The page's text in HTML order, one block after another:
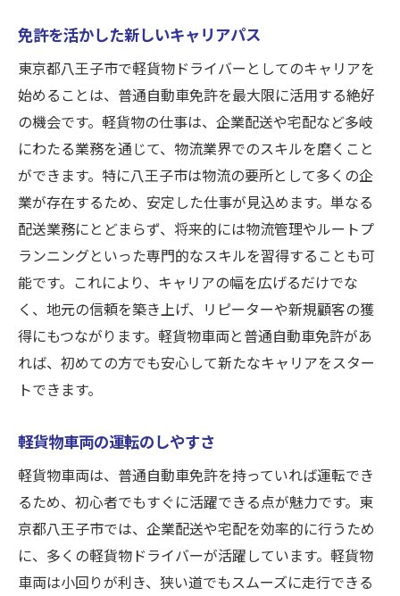
免許を活かした新しいキャリアパス
東京都八王子市で軽貨物ドライバーとしてのキャリアを
始めることは、普通自動車免許を最大限に活用する絶好
の機会です。軽貨物の仕事は、企業配送や宅配など多岐
にわたる業務を通じて、物流業界でのスキルを磨くこと
ができます。特に八王子市は物流の要所として多くの企
業が存在するため、安定した仕事が見込めます。単なる
配送業務にとどまらず、将来的には物流管理やルートプ
ランニングといった専門的なスキルを習得することも可
能です。これにより、キャリアの幅を広げるだけでな
く、地元の信頼を築き上げ、リピーターや新規顧客の獲
得にもつながります。軽貨物車両と普通自動車免許があ
れば、初めての方でも安心して新たなキャリアをスター
トできます。
軽貨物車両の運転のしやすさ
軽貨物車両は、普通自動車免許を持っていれば運転でき
るため、初心者でもすぐに活躍できる点が魅力です。東
京都八王子市では、企業配送や宅配を効率的に行うため
に、多くの軽貨物ドライバーが活躍しています。軽貨物
車両は小回りが利き、狭い道でもスムーズに走行できる